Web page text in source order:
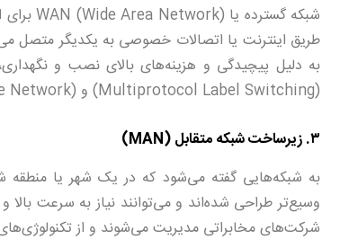
شبکه گسترده یا WAN (Wide Area Network) برای اتصال شبکه‌های محلی در مناطق جغرافیایی مختلف به کار می‌رود. این نوع
(Multiprotocol Label Switching) و VPN (Virtual Private Network) در ایجاد WANها کاربرد دارند.
۳. زیرساخت شبکه متقابل (MAN)
وسیع‌تر طراحی شده‌اند و می‌توانند نیاز به سرعت
شرکت‌های مخابراتی مدیریت می‌شوند و از